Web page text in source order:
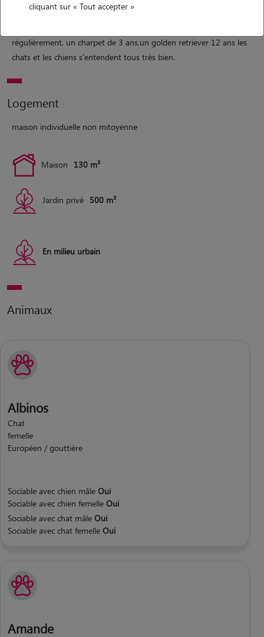
j'ai déjà gardé auparavant un malinois 1 an, une border collie
régulièrement, un charpet de 3 ans.un golden retriever 12 ans les
chats et les chiens s'entendent tous très bien.
Logement
maison individuelle non mitoyenne
Maison 130 m²
Jardin privé 500 m²
En milieu urbain
Animaux
Albinos
Chat
femelle
Européen / gouttière
Sociable avec chien mâle Oui
Sociable avec chien femelle Oui
Sociable avec chat mâle Oui
Sociable avec chat femelle Oui
Amande
cliquant sur « Tout accepter »